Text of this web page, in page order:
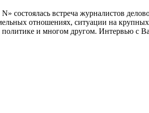
состоялась встреча журналистов
отношениях, ситуации на
и многом другом. Интервью с